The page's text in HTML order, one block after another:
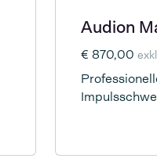
Audion
€ 870,00